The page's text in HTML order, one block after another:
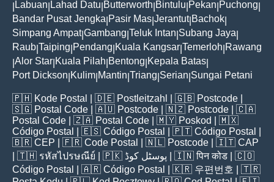
Labuan Lahad Datu Butterworth Bintulu Pekan Puchong
Bandar Pusat Jengka Pasir Mas Jerantut| Bachok
Simpang Ampat|Gambang Teluk Intan Subang Jaya
Raub Taiping Pendang Kuala Kangsar Temerloh Rawang
Alor Star Kuala Pilah Bentong Kepala Batas
Port Dickson Kulim Mantin Triang Serian Sungai Petani
🇵🇭 Kode Postal | 🇩🇪 Postleitzahl | 🇬🇧 Postcode
🇸🇬 Postal Code | 🇦🇺 Postcode | 🇳🇿 Postcode | 🇨🇦
Postal Code | 🇿🇦 Postal Code | 🇲🇾 Poskod
| 🇲🇽
Código Postal
| 🇪🇸 Código Postal | 🇵🇹 Código Postal
🇧🇷 CEP | 🇫🇷 Code Postal | 🇳🇱 Postcode | 🇮🇹 CAP
| 🇹🇭 รหัสไปรษณีย์ | 🇵🇰 پوسٹل کوڈ | 🇮🇳पिन कोड | 🇨🇴
Código Postal
| 🇦🇷 Código Postal | 🇰🇷 우편번호
| 🇹🇷